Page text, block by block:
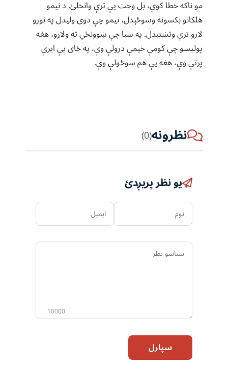
مو ناکه خطا کوي، بل وخت یې ترې وانخلئ. د نیمو
هلکانو بکسونه وسوځېدل، نیمو چې دوی ولیدل په نورو
لارو ترې وتښتېدل. په سبا چې ښوونځي ته ولاړو، هغه
پولیسو چې کومې خیمې درولې وې، په ځای یې ایرې
پرتې وې، هغه یې هم سوځولې وې.
نظرونه(0)
یو نظر پریږدئ
نوم ایمیل
ستاسو
10000
سپارل